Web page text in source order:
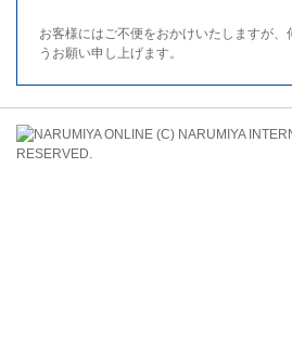
お客様にはご不便をおかけいたしますが、
うお願い申し上げます。